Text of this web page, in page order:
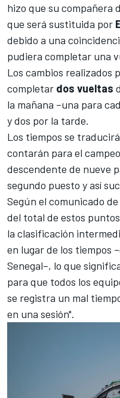
hizo que su compañera
que será sustituida por
debido a una
pudiera completar una
Los cambios realizados
completar dos vueltas
la mañana –una para
y dos por la tarde.
Los tiempos se
contarán para el
descendente de nueve
segundo puesto y así
Según el comunicado
del total de estos
la clasificación
en lugar de los tiempos
Senegal–, lo que
para que todos los
se registra un mal
en una sesión".